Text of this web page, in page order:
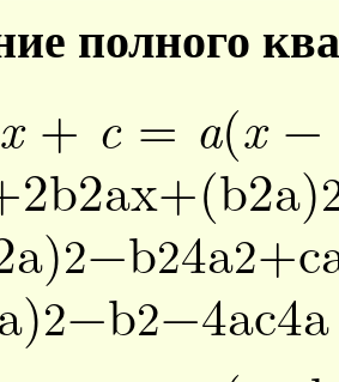
полного
+ c= a(x−
2b2ax+(b2a)
a)2−b24a2+c
)2−b2−4ac4a